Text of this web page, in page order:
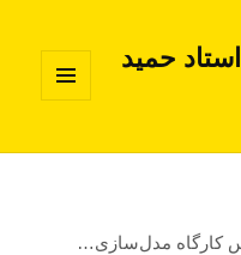
حمید
کارگاه مدل‌سازی…